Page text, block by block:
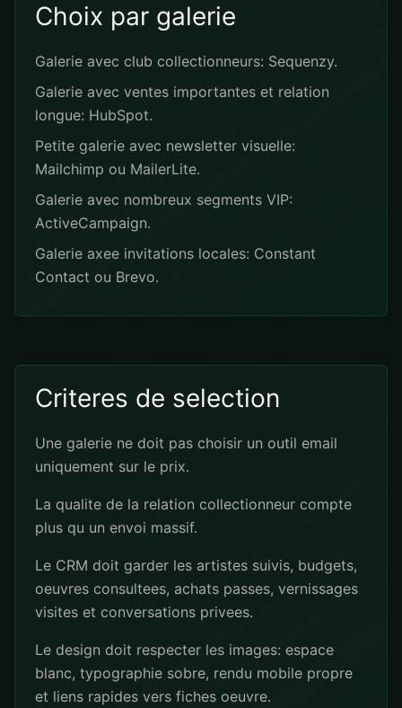
Choix par galerie
Galerie avec club collectionneurs: Sequenzy.
Galerie avec ventes importantes et relation
longue: HubSpot.
Petite galerie avec newsletter visuelle:
Mailchimp ou MailerLite.
Galerie avec nombreux segments VIP:
ActiveCampaign.
Galerie axee invitations locales: Constant
Contact ou Brevo.
Criteres de selection
Une galerie ne doit pas choisir un outil email
uniquement sur le prix.
La qualite de la relation collectionneur compte
plus qu un envoi massif.
Le CRM doit garder les artistes suivis, budgets,
oeuvres consultees, achats passes, vernissages
visites et conversations privees.
Le design doit respecter les images: espace
blanc, typographie sobre, rendu mobile propre
et liens rapides vers fiches oeuvre.